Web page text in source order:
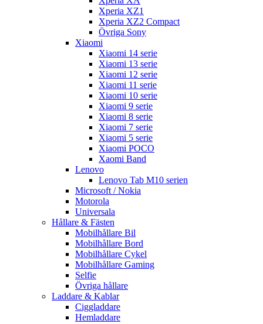
Xperia XZ1
Xperia XZ2 Compact
Övriga Sony
Xiaomi
Xiaomi 14 serie
Xiaomi 13 serie
Xiaomi 12 serie
Xiaomi 11 serie
Xiaomi 10 serie
Xiaomi 9 serie
Xiaomi 8 serie
Xiaomi 7 serie
Xiaomi 5 serie
Xiaomi POCO
Xaomi Band
Lenovo
Lenovo Tab M10 serien
Microsoft / Nokia
Motorola
Universala
Hållare & Fästen
Mobilhållare Bil
Mobilhållare Bord
Mobilhållare Cykel
Mobilhållare Gaming
Selfie
Övriga hållare
Laddare & Kablar
Ciggladdare
Hemladdare